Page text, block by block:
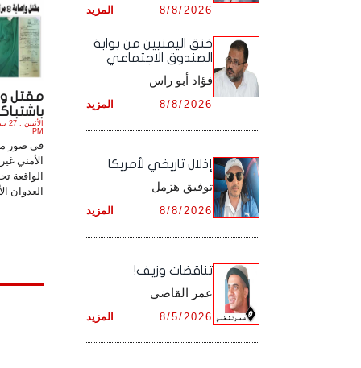
PM
في صور
الأمني
الواقعة
العدوان
أرشيف شهر ديـسـمـبـر ,
المزيد 8/8/2026
خنق اليمنيين من بوابة
الصندوق الاجتماعي
فؤاد أبو راس
المزيد 8/8/2026
إذلال تاريخي لأمريكا
توفيق هزمل
المزيد 8/8/2026
تناقضات وزيف!
عمر القاضي
المزيد 8/5/2026